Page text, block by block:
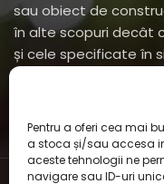
Pentru a oferi cea mai
a stoca și/sau accesa
aceste tehnologii ne
navigare sau ID-uri
sau obiect de
în alte scopuri decât
și cele specificate în